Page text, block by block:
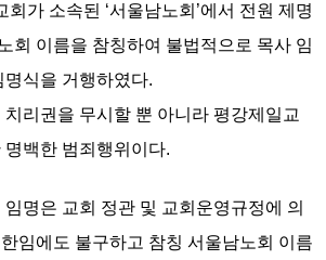
회가 소속된 ‘서울남노회’에서 전원 제명
회 이름을 참칭하여 불법적으로 목사 임
식을 거행하였다.
치리권 을 무시할 뿐 아니라 평강제일교
백한 범죄행위이다.
임명은 교회 정관 및 교회운영규정에 의
임에도 불구하고 참칭 서울남노회 이름